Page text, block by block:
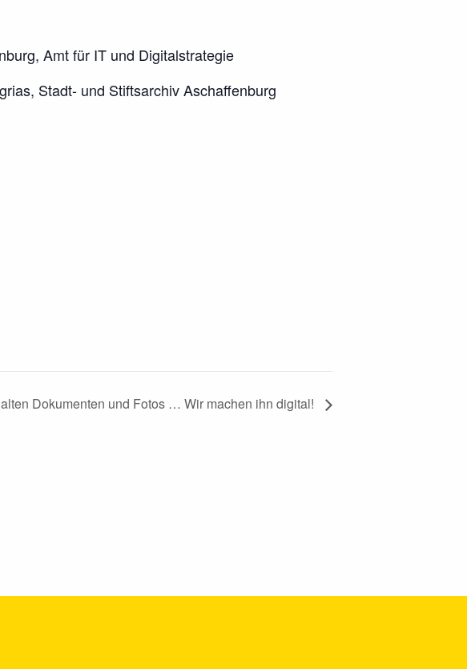
Amt für IT und Digitalstrategie
Stadt- und Stiftsarchiv Aschaffenburg
Dokumenten und Fotos … Wir machen ihn digital!